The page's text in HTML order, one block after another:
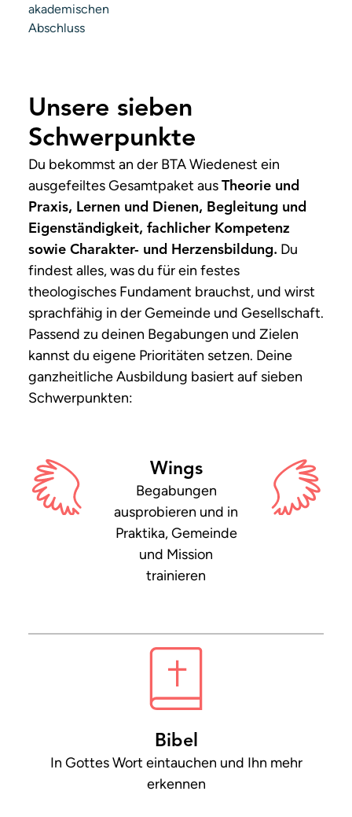
akademischen
Abschluss
Unsere sieben
Schwerpunkte
Du bekommst an der BTA Wiedenest ein
ausgefeiltes Gesamtpaket aus Theorie und
Praxis, Lernen und Dienen, Begleitung und
Eigenständigkeit, fachlicher Kompetenz
sowie Charakter- und Herzensbildung. Du
findest alles, was du für ein festes
theologisches Fundament brauchst, und wirst
sprachfähig in der Gemeinde und Gesellschaft.
Passend zu deinen Begabungen und Zielen
kannst du eigene Prioritäten setzen. Deine
ganzheitliche Ausbildung basiert auf sieben
Schwerpunkten:
Wings
Begabungen
ausprobieren und in
Praktika, Gemeinde
und Mission
trainieren
Bibel
In Gottes Wort eintauchen und Ihn mehr
erkennen